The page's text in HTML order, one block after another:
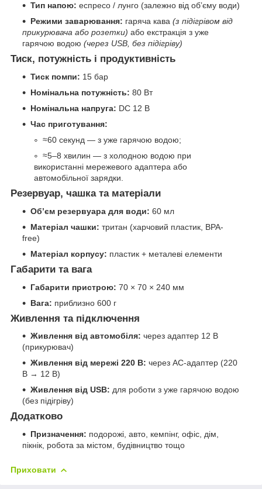
Тип напою: еспресо / лунго (залежно від обʼєму води)
Режими заварювання: гаряча кава (з підігрівом від
прикурювача або розетки) або екстракція з уже
гарячою водою (через USB, без підігріву)
Тиск, потужність і продуктивність
Тиск помпи: 15 бар
Номінальна потужність: 80 Вт
Номінальна напруга: DC 12 В
Час приготування:
≈60 секунд — з уже гарячою водою;
≈5–8 хвилин — з холодною водою при
використанні мережевого адаптера або
автомобільної зарядки.
Резервуар, чашка та матеріали
Обʼєм резервуара для води: 60 мл
Матеріал чашки: тритан (харчовий пластик, BPA-
free)
Матеріал корпусу: пластик + металеві елементи
Габарити та вага
Габарити пристрою: 70 × 70 × 240 мм
Вага: приблизно 600 г
Живлення та підключення
Живлення від автомобіля: через адаптер 12 В
(прикурювач)
Живлення від мережі 220 В: через AC-адаптер (220
В → 12 В)
Живлення від USB: для роботи з уже гарячою водою
(без підігріву)
Додатково
Призначення: подорожі, авто, кемпінг, офіс, дім,
пікнік, робота за містом, будівництво тощо
Приховати